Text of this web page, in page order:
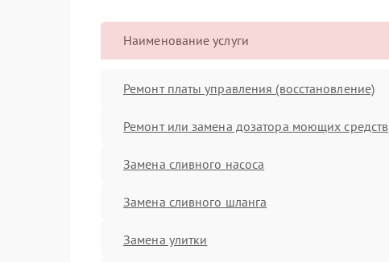
Наименование услуги
Ремонт платы управления (восстановление)
Ремонт или замена дозатора моющих средств
Замена сливного насоса
Замена сливного шланга
Замена улитки